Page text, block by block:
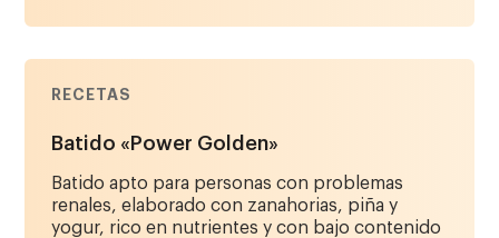
RECETAS
Batido «Power Golden»
Batido apto para personas con problemas
renales, elaborado con zanahorias, piña y
yogur, rico en nutrientes y con bajo contenido